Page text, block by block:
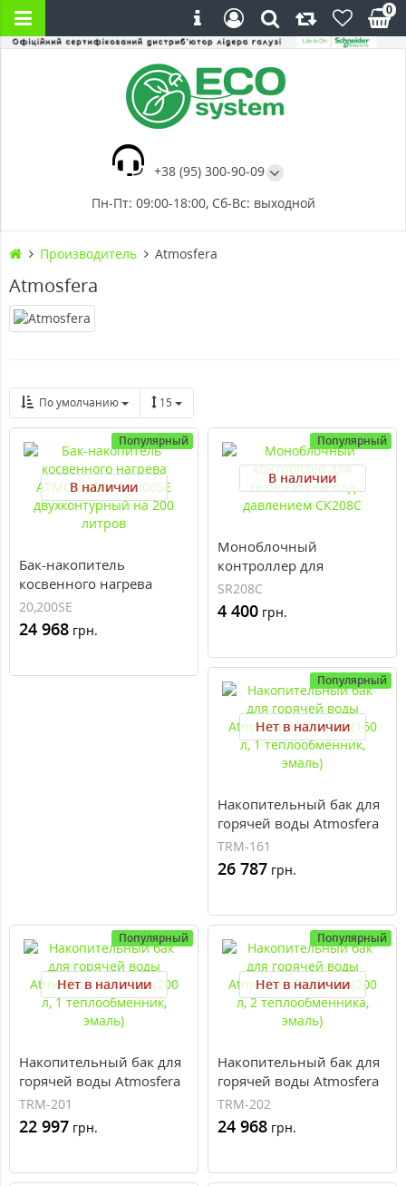
+38 (95) 300-90-09
Пн-Пт: 09:00-18:00, Сб-Вс: выходной
0
Производитель Atmosfera
Atmosfera
По умолчанию 15
Популярный
В наличии
Бак-накопитель
косвенного нагрева
АТМОСФЕРА 20,200SE
двухконтурный на 200
литров
20,200SE
24 968 грн.
Популярный
В наличии
Моноблочный
контроллер для
гелиосистем под
давлением СК208C
SR208C
4 400 грн.
Популярный
Нет в наличии
Накопительный бак для
горячей воды Atmosfera
TRM-161 (160 л, 1
теплообменник, эмаль)
TRM-161
26 787 грн.
Популярный
Нет в наличии
Накопительный бак для
горячей воды Atmosfera
TRM-201 (200 л, 1
теплообменник, эмаль)
TRM-201
22 997 грн.
Популярный
Нет в наличии
Накопительный бак для
горячей воды Atmosfera
TRM-202 (200 л, 2
теплообменника, эмаль)
TRM-202
24 968 грн.